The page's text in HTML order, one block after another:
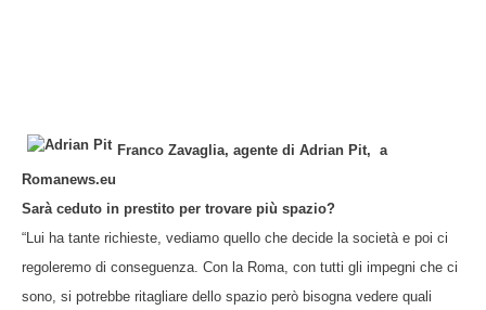
Franco Zavaglia, agente di Adrian Pit, a
Romanews.eu
Sarà ceduto in prestito per trovare più spazio?
“Lui ha tante richieste, vediamo quello che decide la società e poi ci
regoleremo di conseguenza. Con la Roma, con tutti gli impegni che ci
sono, si potrebbe ritagliare dello spazio però bisogna vedere quali